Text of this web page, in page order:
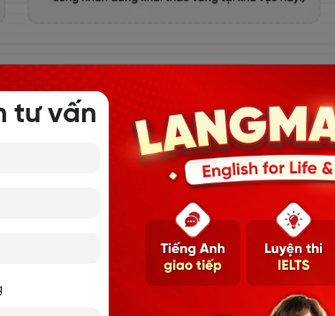
từ
danh từ hoặc động từ, với ý nghĩa liên quan
khoáng sản như than, vàng, kim cương...
ground where minerals such as coal, gold, etc.,
khai thác các khoáng sản như than, vàng,...)
tư vấn